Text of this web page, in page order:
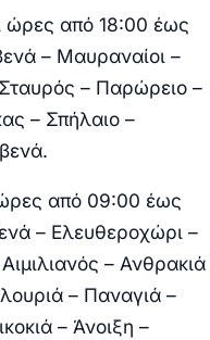
ώρες από 18:00 έως
– Μαυραναίοι –
– Παρώρειο –
– Σπήλαιο –
από 09:00 έως
– Ελευθεροχώρι –
– Ανθρακιά
– Παναγιά –
– Άνοιξη –